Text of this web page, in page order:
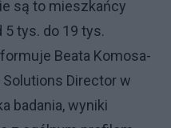
są to mieszkańcy
tys. do 19 tys.
Beata Komosa-
Solutions Director w
badania, wyniki